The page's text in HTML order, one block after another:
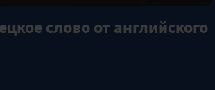
слово от английского